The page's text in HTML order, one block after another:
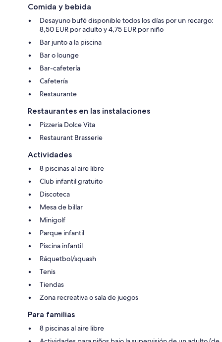
Comida y bebida
Desayuno bufé disponible todos los días por un recargo:
8,50 EUR por adulto y 4,75 EUR por niño
Bar junto a la piscina
Bar o lounge
Bar-cafetería
Cafetería
Restaurante
Restaurantes en las instalaciones
Pizzeria Dolce Vita
Restaurant Brasserie
Actividades
8 piscinas al aire libre
Club infantil gratuito
Discoteca
Mesa de billar
Minigolf
Parque infantil
Piscina infantil
Ráquetbol/squash
Tenis
Tiendas
Zona recreativa o sala de juegos
Para familias
8 piscinas al aire libre